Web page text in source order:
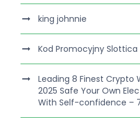
king johnnie
Kod Promocyjny Slottica
Leading 8 Finest Crypto
2025 Safe Your Own
With Self-confidence –